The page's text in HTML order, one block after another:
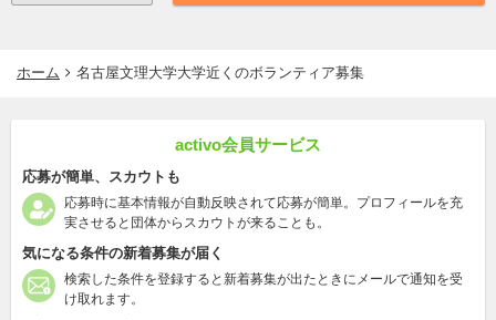
ホーム 名古屋文理大学大学近くのボランティア募集
activo会員サービス
応募が簡単、スカウトも
応募時に基本情報が自動反映されて応募が簡単。プロフィールを充
実させると団体からスカウトが来ることも。
気になる条件の新着募集が届く
検索した条件を登録すると新着募集が出たときにメールで通知を受
け取れます。